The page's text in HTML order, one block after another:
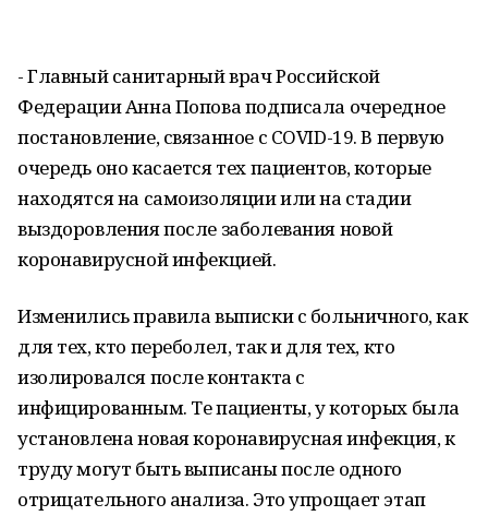
- Главный санитарный врач Российской
Федерации Анна Попова подписала очередное
постановление, связанное с COVID-19. В первую
очередь оно касается тех пациентов, которые
находятся на самоизоляции или на стадии
выздоровления после заболевания новой
коронавирусной инфекцией.
Изменились правила выписки с больничного, как
для тех, кто переболел, так и для тех, кто
изолировался после контакта с
инфицированным. Те пациенты, у которых была
установлена новая коронавирусная инфекция, к
труду могут быть выписаны после одного
отрицательного анализа. Это упрощает этап